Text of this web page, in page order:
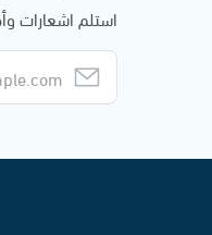
استلم اشعارات